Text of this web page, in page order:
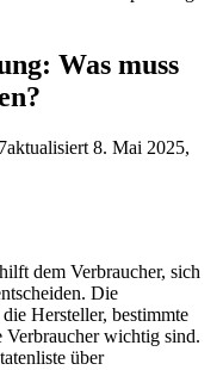
Was muss
aktualisiert 8. Mai 2025,
dem Verbraucher, sich
Die
Hersteller, bestimmte
wichtig sind.
über